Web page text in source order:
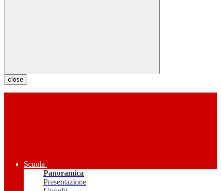
close
Scuola
Panoramica
Presentazione